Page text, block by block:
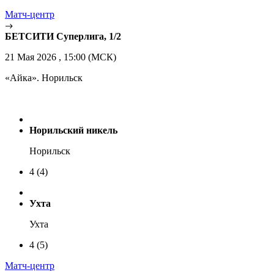
Матч-центр
БЕТСИТИ Суперлига, 1/2
21 Мая 2026 , 15:00 (МСК)
«Айка». Норильск
Норильский никель
Норильск
4 (4)
Ухта
Ухта
4 (5)
Матч-центр